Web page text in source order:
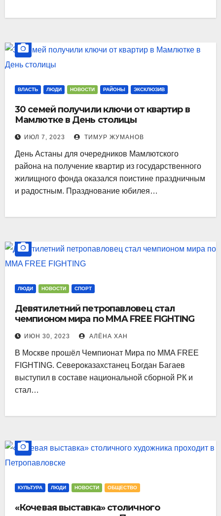
ВЛАСТЬ ЛЮДИ НОВОСТИ РАЙОНЫ ЭКСКЛЮЗИВ
30 семей получили ключи от квартир в
Мамлютке в День столицы
ИЮЛ 7, 2023 ТИМУР ЖУМАНОВ
День Астаны для очередников Мамлютского
района на получение квартир из государственного
жилищного фонда оказался поистине праздничным
и радостным. Празднование юбилея…
ЛЮДИ НОВОСТИ СПОРТ
Девятилетний петропавловец стал
чемпионом мира по MMA FREE FIGHTING
ИЮН 30, 2023 АЛЁНА ХАН
В Москве прошёл Чемпионат Мира по MMA FREE
FIGHTING. Североказахстанец Богдан Багаев
выступил в составе национальной сборной РК и
стал…
КУЛЬТУРА ЛЮДИ НОВОСТИ ОБЩЕСТВО
«Кочевая выставка» столичного